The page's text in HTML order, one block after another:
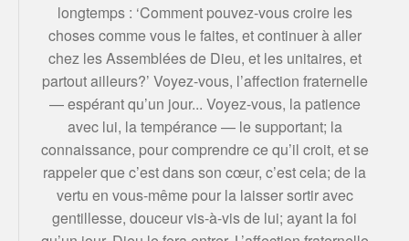
longtemps : ‘Comment pouvez-vous croire les
choses comme vous le faites, et continuer à aller
chez les Assemblées de Dieu, et les unitaires, et
partout ailleurs?’ Voyez-vous, l’affection fraternelle
— espérant qu’un jour... Voyez-vous, la patience
avec lui, la tempérance — le supportant; la
connaissance, pour comprendre ce qu’il croit, et se
rappeler que c’est dans son cœur, c’est cela; de la
vertu en vous-même pour la laisser sortir avec
gentillesse, douceur vis-à-vis de lui; ayant la foi